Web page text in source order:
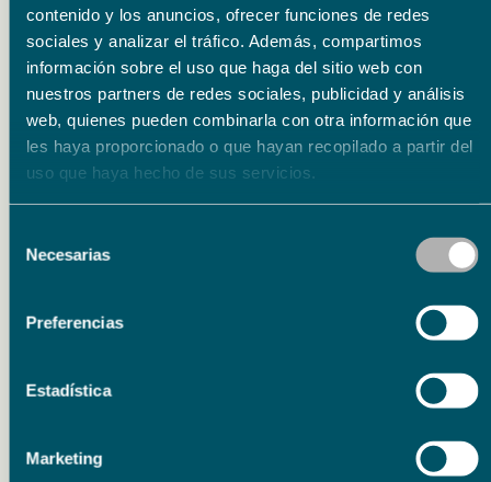
contenido y los anuncios, ofrecer funciones de redes
sociales y analizar el tráfico. Además, compartimos
información sobre el uso que haga del sitio web con
nuestros partners de redes sociales, publicidad y análisis
web, quienes pueden combinarla con otra información que
les haya proporcionado o que hayan recopilado a partir del
uso que haya hecho de sus servicios.
Necesarias
Preferencias
Estadística
Marketing
Noticias relacionadas
proyecto pionero de terapia con Minecraft para
La Fundación Unicaja se ha unido a la
Asociación Mírame Granada para impulsar un
proyecto pionero que utiliza el videojuego